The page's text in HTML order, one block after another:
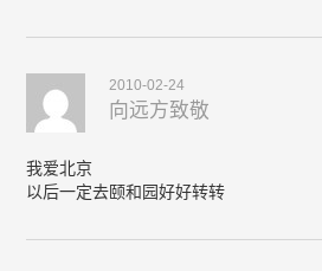
2010-02-24
向远方致敬
我爱北京
以后一定去颐和园好好转转